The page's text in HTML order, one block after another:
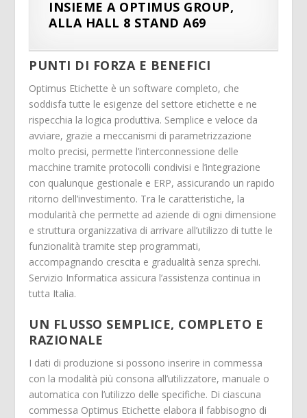
INSIEME A OPTIMUS GROUP,
ALLA HALL 8 STAND A69
PUNTI DI FORZA E BENEFICI
Optimus Etichette è un software completo, che
soddisfa tutte le esigenze del settore etichette e ne
rispecchia la logica produttiva. Semplice e veloce da
avviare, grazie a meccanismi di parametrizzazione
molto precisi, permette l’interconnessione delle
macchine tramite protocolli condivisi e l’integrazione
con qualunque gestionale e ERP, assicurando un rapido
ritorno dell’investimento. Tra le caratteristiche, la
modularità che permette ad aziende di ogni dimensione
e struttura organizzativa di arrivare all’utilizzo di tutte le
funzionalità tramite step programmati,
accompagnando crescita e gradualità senza sprechi.
Servizio Informatica assicura l’assistenza continua in
tutta Italia.
UN FLUSSO SEMPLICE, COMPLETO E
RAZIONALE
I dati di produzione si possono inserire in commessa
con la modalità più consona all’utilizzatore, manuale o
automatica con l’utilizzo delle specifiche. Di ciascuna
commessa Optimus Etichette elabora il fabbisogno di